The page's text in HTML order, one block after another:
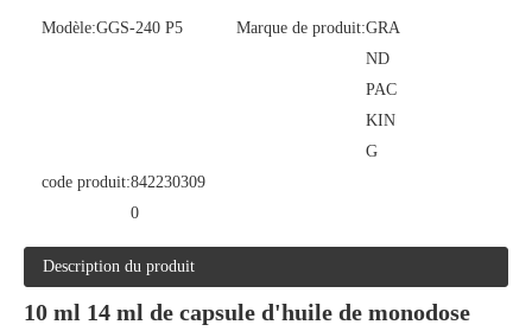
Modèle:GGS-240 P5 Marque de produit:GRA
ND
PAC
KIN
G
code produit:842230309
0
Description du produit
10 ml 14 ml de capsule d'huile de monodose